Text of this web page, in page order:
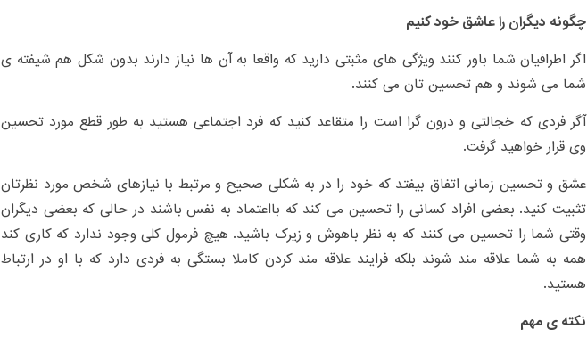
چگونه دیگران را عاشق خود کنیم
اگر اطرافیان شما باور کنند ویژگی های مثبتی دارید که واقعا به آن ها نیاز دارند بدون شکل هم شیفته ی
شما می شوند و هم تحسین تان می کنند.
آگر فردی که خجالتی و درون گرا است را متقاعد کنید که فرد اجتماعی هستید به طور قطع مورد تحسین
وی قرار خواهید گرفت.
عشق و تحسین زمانی اتفاق بیفتد که خود را در به شکلی صحیح و مرتبط با نیازهای شخص مورد نظرتان
تثبیت کنید. بعضی افراد کسانی را تحسین می کند که بااعتماد به نفس باشند در حالی که بعضی دیگران
وقتی شما را تحسین می کنند که به نظر باهوش و زیرک باشید. هیچ فرمول کلی وجود ندارد که کاری کند
همه به شما علاقه مند شوند بلکه فرایند علاقه مند کردن کاملا بستگی به فردی دارد که با او در ارتباط
هستید.
نکته ی مهم